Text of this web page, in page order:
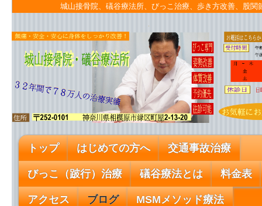
城山接骨院、礒谷療法所、びっこ治療、歩き方改善、股
トップ はじめての方へ 交通事故治療
びっこ（跛行）治療 礒谷療法とは 料金表
アクセス ブログ MSMメソッド療法